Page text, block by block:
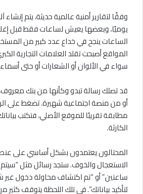
وفقًا لتقارير أمنية عالمية حديثة، يتم إنشاء
يوميًا، وبعضها يعيش لساعات فقط قبل
الساعات ينجح في خداع عدد كبير من
المواقع أصبحت تقلد العلامات التجارية
سواء في الألوان أو الشعارات أو حتى
قد تصلك رسالة تبدو وكأنها من بنك
أو من منصة اجتماعية شهيرة. تضغط على
مطابقة تقريبًا للموقع الأصلي، فتكتب
الكارثة.
المحتالون يعتمدون بشكل أساسي على
الاستعجال والخوف. ستجد رسائل مثل
ساعتين” أو “تم اكتشاف محاولة دخول غير
لتأكيد بياناتك”. في تلك اللحظة يتوقف كثير